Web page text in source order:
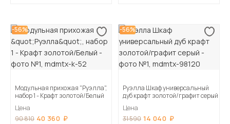
-56%
Модульная прихожая "Руэлла",
набор 1 - Крафт золотой/Белый
Цена
90 810 40 360
-56%
Руэлла Шкаф универсальный
дуб крафт золотой/графит серый
Цена
31 590 14 040